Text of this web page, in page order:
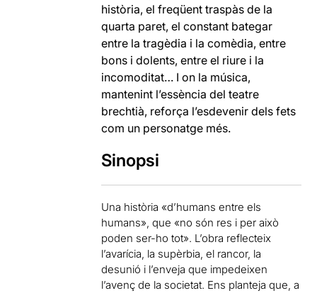
història, el freqüent traspàs de la
quarta paret, el constant bategar
entre la tragèdia i la comèdia, entre
bons i dolents, entre el riure i la
incomoditat… I on la música,
mantenint l’essència del teatre
brechtià, reforça l’esdevenir dels fets
com un personatge més.
Sinopsi
Una història «d’humans entre els
humans», que «no són res i per això
poden ser-ho tot». L’obra reflecteix
l’avarícia, la supèrbia, el rancor, la
desunió i l’enveja que impedeixen
l’avenç de la societat. Ens planteja que, a